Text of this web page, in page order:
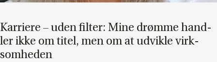
Kar­ri­e­re – uden fil­ter: Mine drøm­me hand­
ler ikke om ti­tel, men om at ud­vik­le virk­
som­he­den